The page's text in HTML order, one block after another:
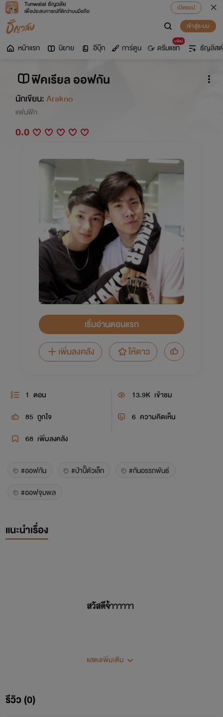
Tunwalai ธัญวลัย
เพื่อประสบการณ์ที่ดีกว่าบนมือถือ
เปิดแอป
เข้าสู่ระบบ
หน้าแรก นิยาย อีบุ๊ก การ์ตูน
มาใหม่
ดรีมแชท ธัญลิสต์
ฟิคเรียล ออฟกัน
นักเขียน:Arakno
แฟนฟิก
0.0
เริ่มอ่านตอนแรก
เพิ่มลงคลัง
ให้ดาว
1 ตอน 13.9K เข้าชม
85 ถูกใจ 6 ความคิดเห็น
68 เพิ่มลงคลัง
#ออฟกัน #ป่าปี๊ตัวเล็ก
#กันอรรถพันธ์
#ออฟจุมพล
แนะนำเรื่อง
สวัสดีจ้าาาาาา
แสดงเพิ่มเติม
รีวิว (0)